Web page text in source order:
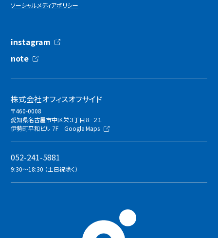
instagram
note
ソーシャルメディアポリシー
株式会社オフィスオフサイド
〒460-0008
愛知県名古屋市中区栄３丁目８−２１
伊勢町平和ビル 7FGoogle Maps
052-241-5881
9:30〜18:30 （土日祝除く）